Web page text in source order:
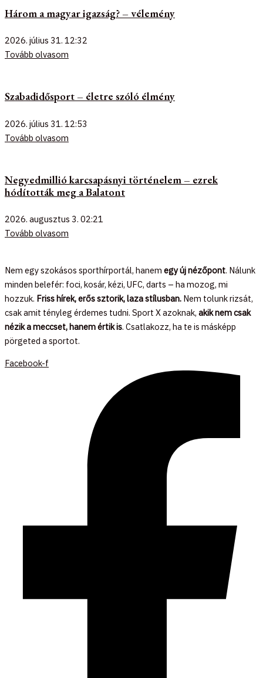
Három a magyar igazság? – vélemény
2026. július 31. 12:32
Tovább olvasom
Szabadidősport – életre szóló élmény
2026. július 31. 12:53
Tovább olvasom
Negyedmillió karcsapásnyi történelem – ezrek
hódították meg a Balatont
2026. augusztus 3. 02:21
Tovább olvasom
Nem egy szokásos sporthírportál, hanem egy új nézőpont. Nálunk
minden belefér: foci, kosár, kézi, UFC, darts – ha mozog, mi
hozzuk. Friss hírek, erős sztorik, laza stílusban. Nem tolunk rizsát,
csak amit tényleg érdemes tudni. Sport X azoknak, akik nem csak
nézik a meccset, hanem értik is. Csatlakozz, ha te is másképp
pörgeted a sportot.
Facebook-f